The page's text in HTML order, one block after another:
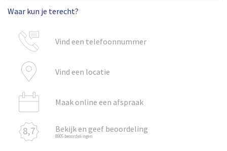
Waar kun je terecht?
Vind een telefoonnummer
Vind een locatie
Maak online een afspraak
8,7 Bekijk en geef beoordeling
8905 beoordelingen